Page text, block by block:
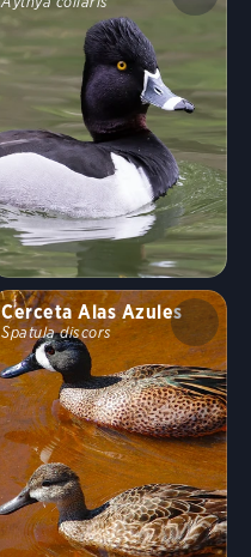
Cerceta Alas Azules
Spatula discors